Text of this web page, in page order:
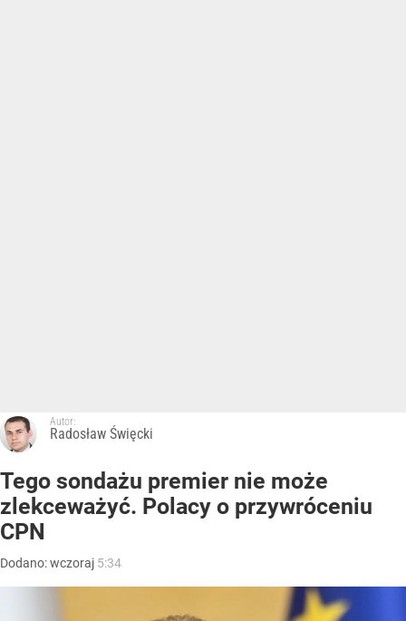
Autor:
Radosław Święcki
Tego sondażu premier nie może
zlekceważyć. Polacy o przywróceniu
CPN
Dodano:wczoraj 5:34